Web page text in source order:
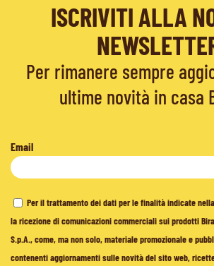
ISCRIVITI ALLA
Per rimanere sempre
ultime novità in casa
Email
Per il trattamento dei dati per le finalità indicate
la ricezione di comunicazioni commerciali sui prodotti
S.p.A., come, ma non solo, materiale promozionale e
contenenti aggiornamenti sulle novità del sito web,